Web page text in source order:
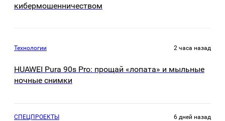
кибермошенничеством
Технологии 2 часа назад
HUAWEI Pura 90s Pro: прощай «лопата» и мыльные
ночные снимки
СПЕЦПРОЕКТЫ 6 дней назад